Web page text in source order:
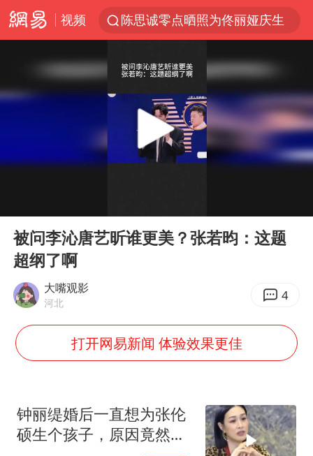
视频
陈思诚零点晒照为佟丽娅庆生
央视新主播李秋莹孙亚鹏亮相
几元成本的AI广告导致千万市值蒸发
情侣平潭拍日出坠崖1死1伤
老挝国会主席赛宋蓬逝世
酒店回应车内过夜被收150元
全民健身事业高质量发展
乐享全民健身 共筑健康中国
Play
被问李沁唐艺昕谁更美？张若昀：这题
超纲了啊
大嘴观影
河北 4
打开网易新闻 体验效果更佳
钟丽缇婚后一直想为张伦
硕生个孩子，原因竟然是